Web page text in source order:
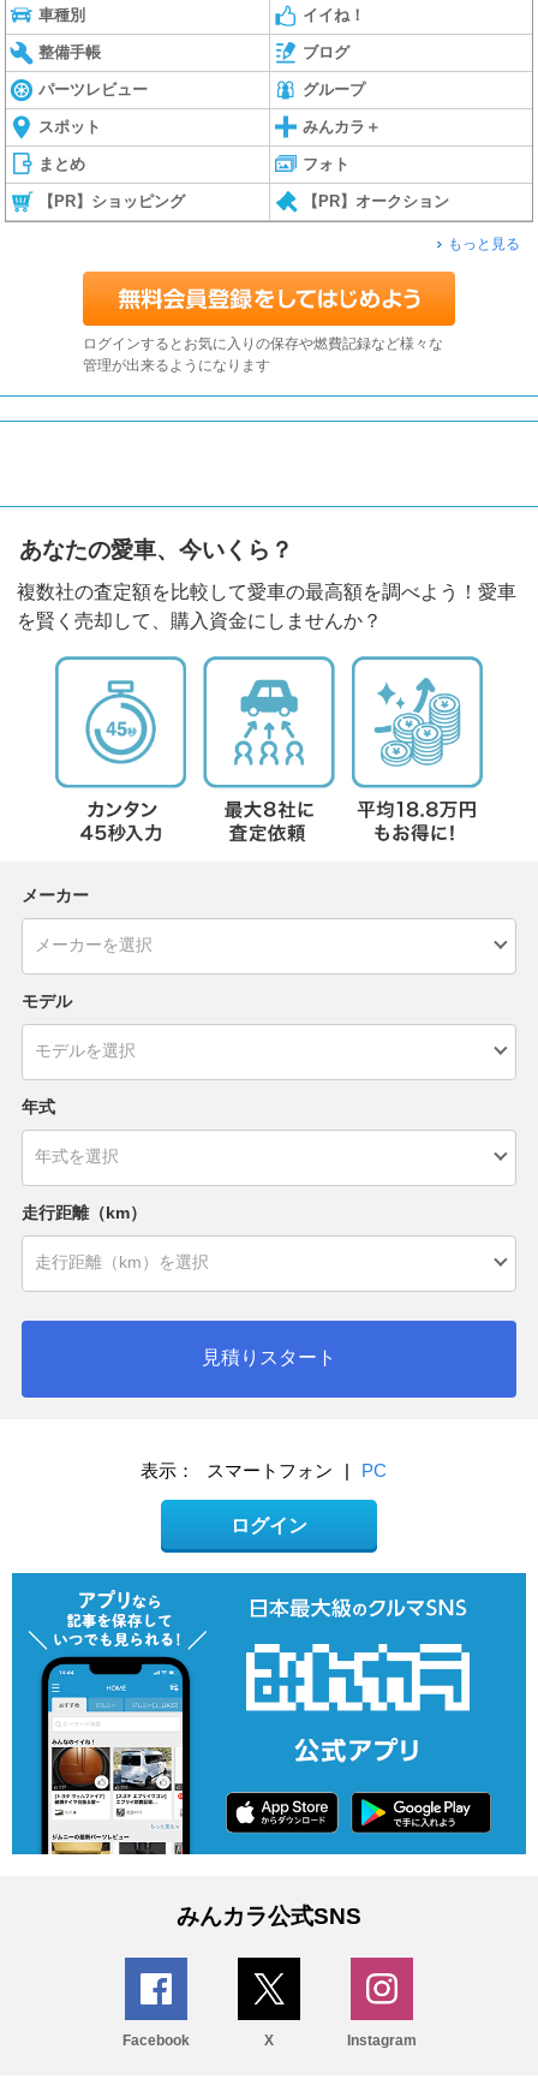
車種別 イイね！
整備手帳 ブログ
パーツレビュー グループ
スポット みんカラ＋
まとめ フォト
【PR】ショッピング 【PR】オークション
もっと見る
ログインするとお気に入りの保存や燃費記録など様々な
管理が出来るようになります
あなたの愛車、今いくら？
複数社の査定額を比較して愛車の最高額を調べよう！愛車
を賢く売却して、購入資金にしませんか？
メーカー
モデル
年式
走行距離（km）
見積りスタート
表示： スマートフォン | PC
ログイン
みんカラ公式SNS
Facebook X Instagram